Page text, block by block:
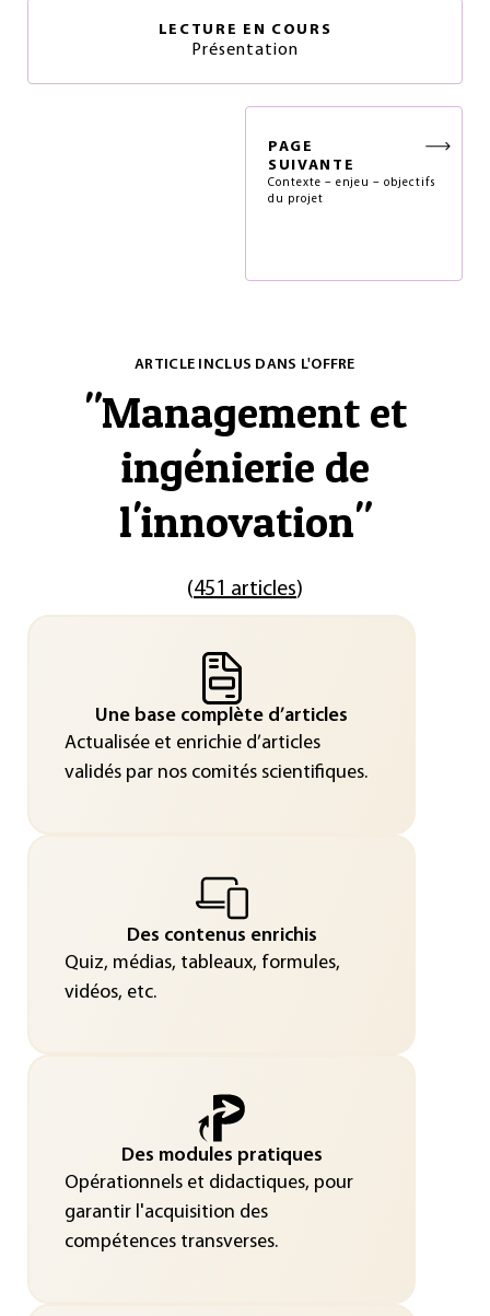
LECTURE EN COURS
Présentation
PAGE
SUIVANTE
Contexte – enjeu – objectifs
du projet
ARTICLE INCLUS DANS L'OFFRE
"Management et
ingénierie de
l'innovation"
(451 articles)
Une base complète d’articles
Actualisée et enrichie d’articles
validés par nos comités scientifiques.
Des contenus enrichis
Quiz, médias, tableaux, formules,
vidéos, etc.
Des modules pratiques
Opérationnels et didactiques, pour
garantir l'acquisition des
compétences transverses.